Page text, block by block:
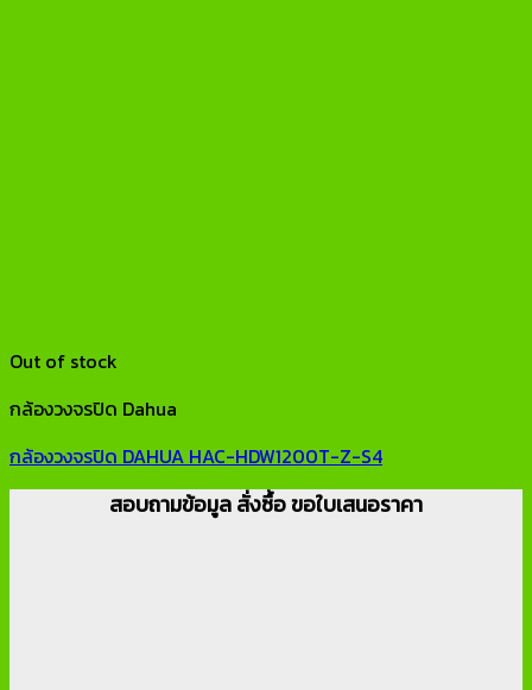
Out of stock
กล้องวงจรปิด Dahua
กล้องวงจรปิด DAHUA HAC-HDW1200T-Z-S4
สอบถามข้อมูล สั่งซื้อ ขอใบเสนอราคา